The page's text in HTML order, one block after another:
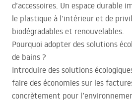
d’accessoires. Un espace durable
le plastique à l’intérieur et de
biodégradables et renouvelables.
Pourquoi adopter des solutions
de bains ?
Introduire des solutions
faire des économies sur les
concrètement pour